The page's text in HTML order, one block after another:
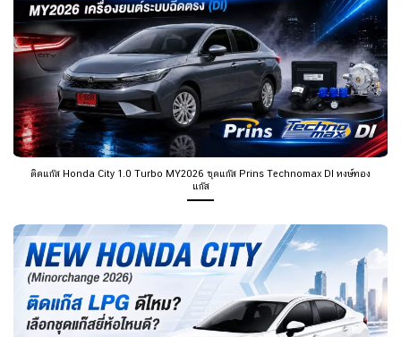
ติดแก๊ส Honda City 1.0 Turbo MY2026 ชุดแก๊ส Prins Technomax DI หงษ์ทอง
แก๊ส